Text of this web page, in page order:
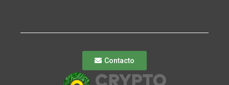
Contacto